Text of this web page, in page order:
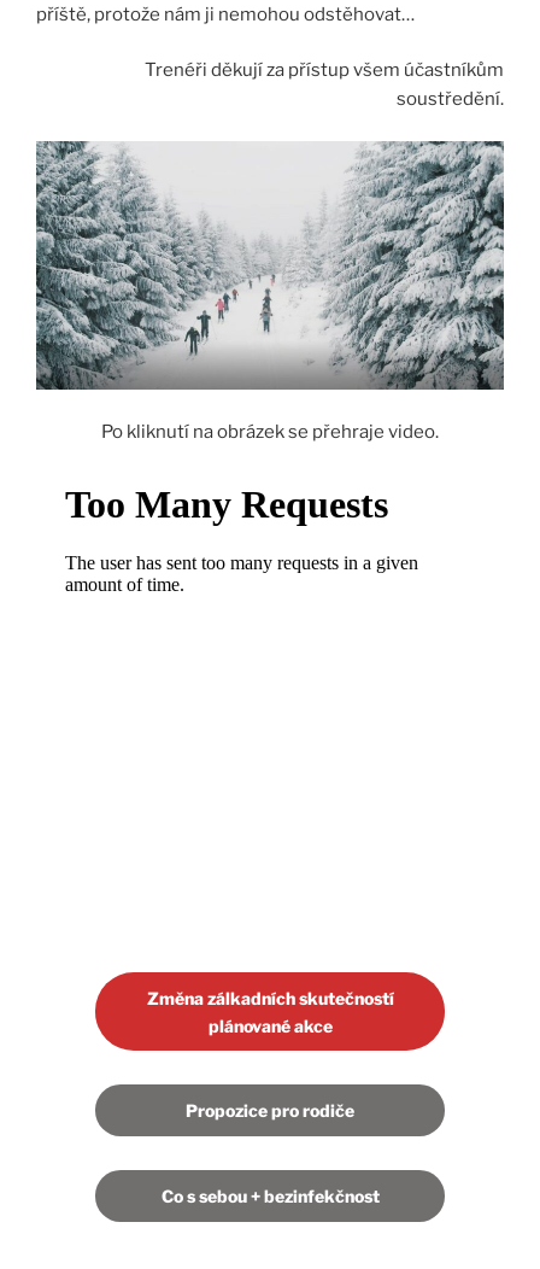
příště, protože nám ji nemohou odstěhovat…
Trenéři děkují za přístup všem účastníkům
soustředění.
Po kliknutí na obrázek se přehraje video.
Změna zálkadních skutečností
plánované akce
Propozice pro rodiče
Co s sebou + bezinfekčnost